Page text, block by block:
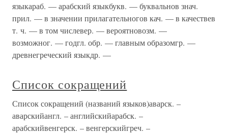
языкараб. — арабский языкбукв. — буквальнов знач.
прил. — в значении прилагательногов кач. — в качествев
т. ч. — в том числевер. — вероятновозм. —
возможног. — годгл. обр. — главным образомгр. —
древнегреческий языкдр. —
Список сокращений
Список сокращений (названий языков)аварск. –
аварскийангл. – английскийарабск. –
арабскийвенгерск. – венгерскийгреч. –